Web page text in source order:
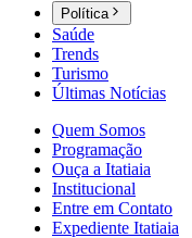
Política
Saúde
Trends
Turismo
Últimas Notícias
Quem Somos
Programação
Ouça a Itatiaia
Institucional
Entre em Contato
Expediente Itatiaia